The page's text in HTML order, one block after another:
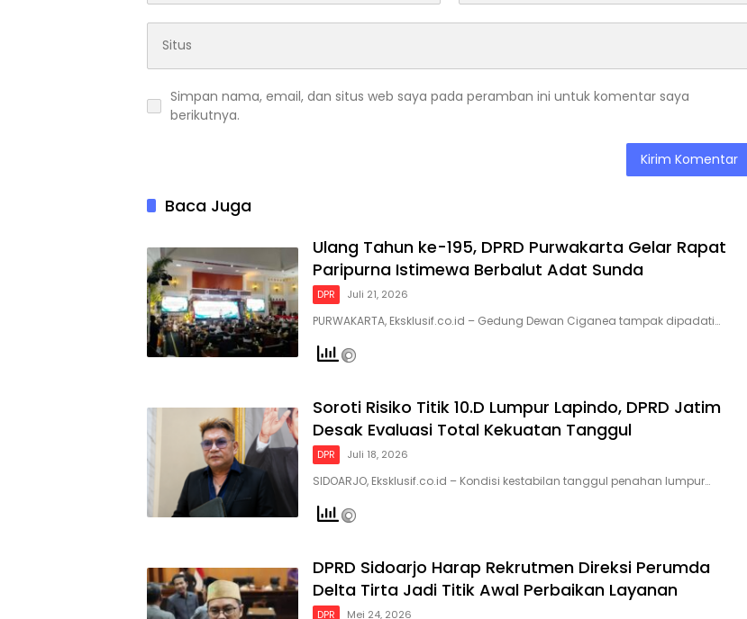
Simpan nama, email, dan situs web saya pada peramban ini untuk komentar saya
berikutnya.
Baca Juga
Ulang Tahun ke-195, DPRD Purwakarta Gelar Rapat
Paripurna Istimewa Berbalut Adat Sunda
DPR Juli 21, 2026
PURWAKARTA, Eksklusif.co.id – Gedung Dewan Ciganea tampak dipadati…
Soroti Risiko Titik 10.D Lumpur Lapindo, DPRD Jatim
Desak Evaluasi Total Kekuatan Tanggul
DPR Juli 18, 2026
SIDOARJO, Eksklusif.co.id – Kondisi kestabilan tanggul penahan lumpur…
DPRD Sidoarjo Harap Rekrutmen Direksi Perumda
Delta Tirta Jadi Titik Awal Perbaikan Layanan
DPR Mei 24, 2026